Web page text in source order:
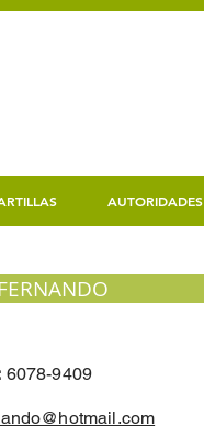
AUTORIDADES
6078-9409